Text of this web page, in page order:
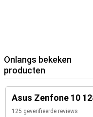
Onlangs bekeken
producten
Asus Zenfone 10
125 geverifieerde reviews